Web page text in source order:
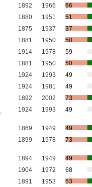
1892 1966
66
1880 1951
51
1875 1937
37
1881 1950
50
1914 1978
59
1881 1950
50
1924 1993
49
1924 1981
49
1892 2002
73
1924 1993 49
1869 1949
49
1899 1978 73
1894 1949
49
1904 1972
68
1891 1953
53